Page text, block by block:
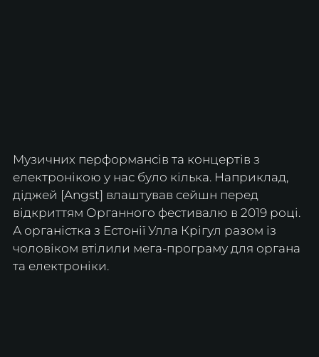
Музичних перформансів та концертів з
електронікою у нас було кілька. Наприклад,
діджей [Angst] влаштував сейшн перед
відкриттям Органного фестивалю в 2019 році.
А органістка з Естонії Улла Крігул разом із
чоловіком втілили мега-програму для органа
та електроніки.